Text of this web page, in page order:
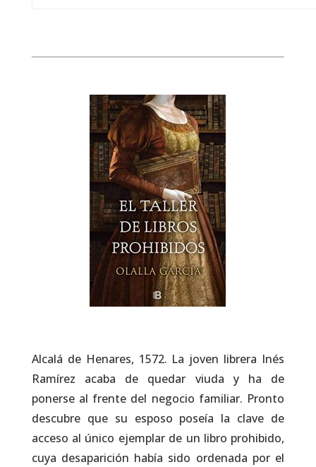
Alcalá de Henares, 1572. La joven librera Inés
Ramírez acaba de quedar viuda y ha de
ponerse al frente del negocio familiar. Pronto
descubre que su esposo poseía la clave de
acceso al único ejemplar de un libro prohibido,
cuya desaparición había sido ordenada por el